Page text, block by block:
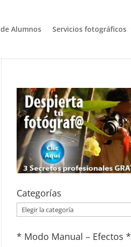
Alumnos Servicios fotográficos
Categorías
Categorías
* Modo Manual – Efectos *